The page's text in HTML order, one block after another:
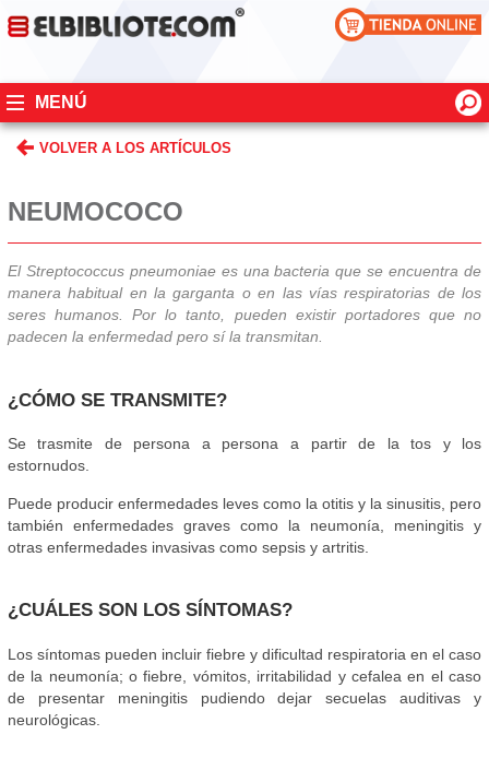
MENÚ
VOLVER A LOS ARTÍCULOS
NEUMOCOCO
El Streptococcus pneumoniae es una bacteria que se encuentra de
manera habitual en la garganta o en las vías respiratorias de los
seres humanos. Por lo tanto, pueden existir portadores que no
padecen la enfermedad pero sí la transmitan.
¿CÓMO SE TRANSMITE?
Se trasmite de persona a persona a partir de la tos y los
estornudos.
Puede producir enfermedades leves como la otitis y la sinusitis, pero
también enfermedades graves como la neumonía, meningitis y
otras enfermedades invasivas como sepsis y artritis.
¿CUÁLES SON LOS SÍNTOMAS?
Los síntomas pueden incluir fiebre y dificultad respiratoria en el caso
de la neumonía; o fiebre, vómitos, irritabilidad y cefalea en el caso
de presentar meningitis pudiendo dejar secuelas auditivas y
neurológicas.